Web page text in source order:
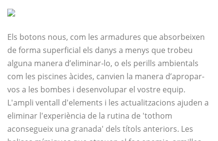
Els botons nous, com les armadures que absorbeixen
de forma superficial els danys a menys que trobeu
alguna manera d’eliminar-lo, o els perills ambientals
com les piscines àcides, canvien la manera d’apropar-
vos a les bombes i desenvolupar el vostre equip.
L'ampli ventall d'elements i les actualitzacions ajuden a
eliminar l'experiència de la rutina de 'tothom
aconsegueix una granada' dels títols anteriors. Les